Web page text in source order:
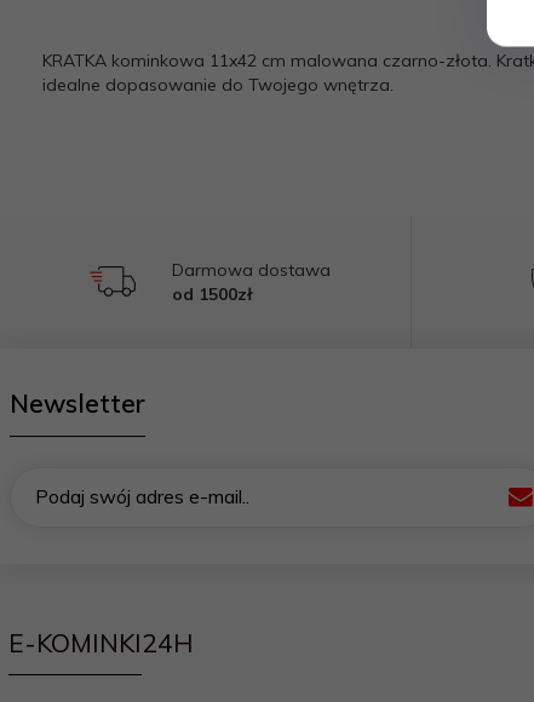
KRATKA kominkowa 11x42 cm malowana czarno-złota.
idealne dopasowanie do Twojego wnętrza.
1513853534-kratka-czarno-zlota-11x42
Darmowa dostawa
od 1500zł
Newsletter
Podaj swój adres e-mail..
E-KOMINKI24H